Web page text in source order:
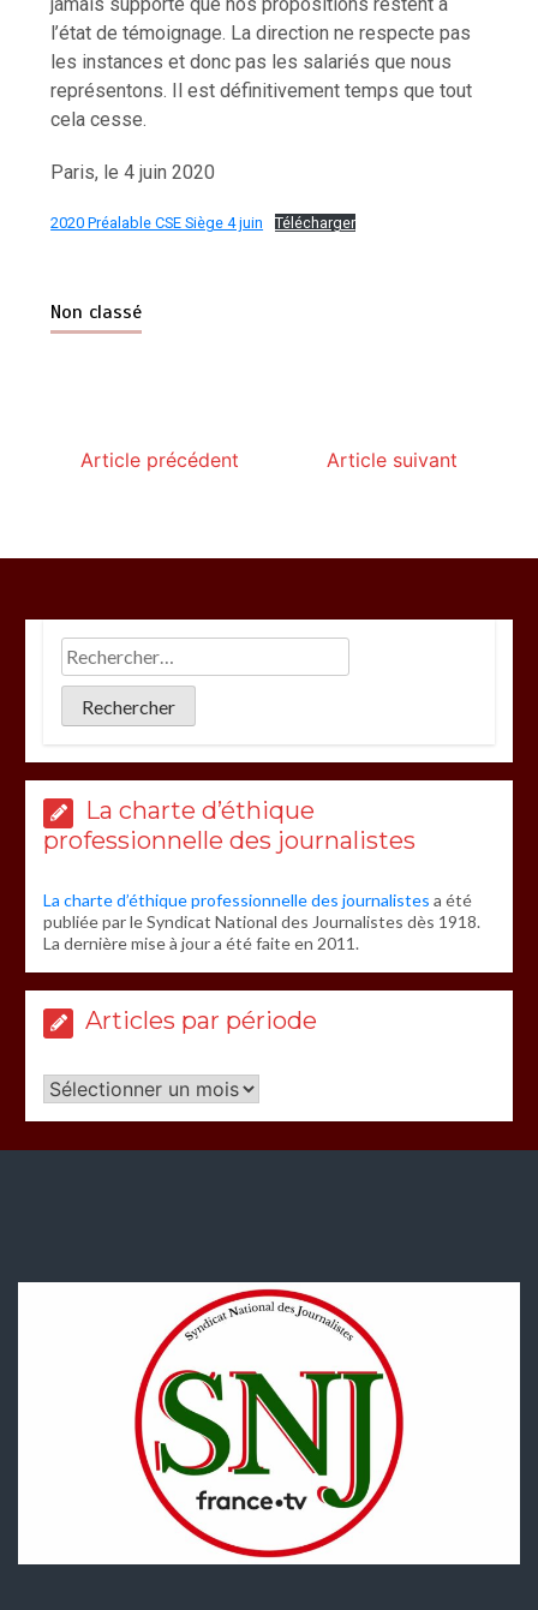
l’état de témoignage. La direction ne respecte pas
les instances et donc pas les salariés que nous
représentons. Il est définitivement temps que tout
cela cesse.
Paris, le 4 juin 2020
2020 Préalable CSE Siège 4 juin Télécharger
Non classé
Article précédent Article suivant
La charte d’éthique
professionnelle des journalistes
La charte d’éthique professionnelle des journalistes a été
publiée par le Syndicat National des Journalistes dès 1918.
La dernière mise à jour a été faite en 2011.
Articles par période
Articles
par
période